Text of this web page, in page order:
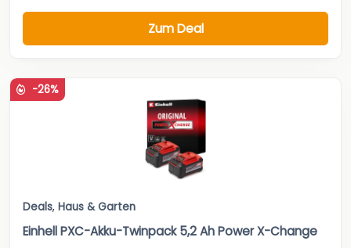
Zum Deal
-26%
Deals, Haus & Garten
Einhell PXC-Akku-Twinpack 5,2 Ah Power X-Change